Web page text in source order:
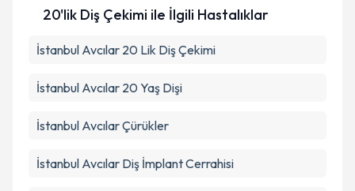
20'lik Diş Çekimi ile İlgili Hastalıklar
İstanbul Avcılar 20 Lik Diş Çekimi
İstanbul Avcılar 20 Yaş Dişi
İstanbul Avcılar Çürükler
İstanbul Avcılar Diş İmplant Cerrahisi